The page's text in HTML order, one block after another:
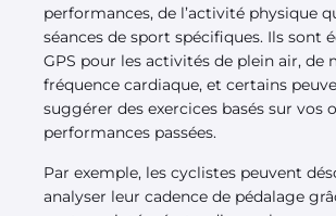
performances, de l’activité physique
séances de sport spécifiques. Ils sont
GPS pour les activités de plein air, de
fréquence cardiaque, et certains
suggérer des exercices basés sur vos
performances passées.
Par exemple, les cyclistes peuvent
analyser leur cadence de pédalage